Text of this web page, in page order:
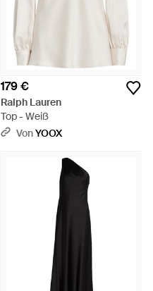
179 €
Ralph Lauren
Top - Weiß
VonYOOX